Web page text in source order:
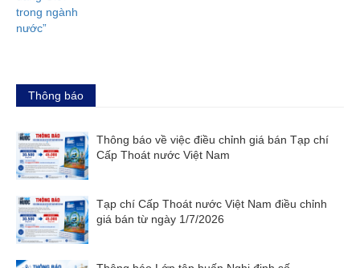
Thông báo
Thông báo về việc điều chỉnh giá bán Tạp chí
Cấp Thoát nước Việt Nam
Tạp chí Cấp Thoát nước Việt Nam điều chỉnh
giá bán từ ngày 1/7/2026